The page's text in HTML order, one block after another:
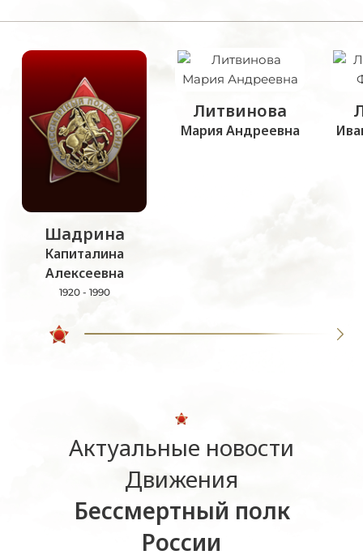
Шадрина
Капиталина
Алексеевна
1920 - 1990
Литвинова
Мария Андреевна
Актуальные новости
Движения
Бессмертный полк
России